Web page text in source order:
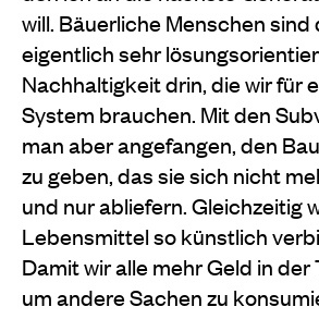
will. Bäuerliche Menschen sind
eigentlich sehr
Nachhaltigkeit drin, die wir für
System brauchen. Mit den
man aber ange­fangen, den
zu geben, das sie sich nicht
und nur abliefern. Gleichzei­tig
Lebensmittel so künstlich
Damit wir alle mehr Geld in der
um andere Sachen zu